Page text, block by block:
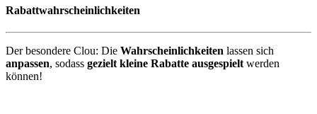
Rabattwahrscheinlichkeiten
Der besondere Clou: Die Wahrscheinlichkeiten lassen sich
anpassen, sodass gezielt kleine Rabatte ausgespielt werden
können!